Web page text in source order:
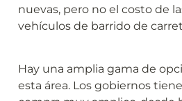
nuevas, pero no el costo de
vehículos de barrido de
Hay una amplia gama de
esta área. Los gobiernos